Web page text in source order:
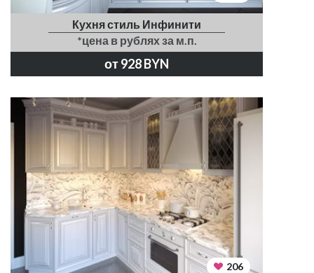
Кухня стиль Инфинити
*цена в рублях за м.п.
от 928 BYN
206